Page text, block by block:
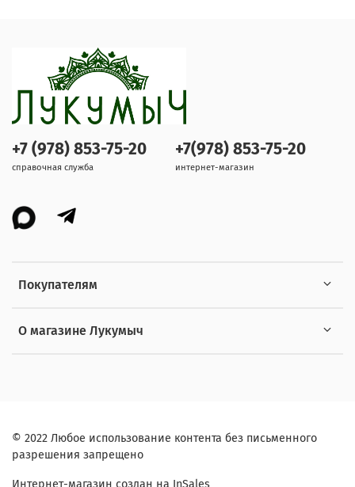
Покупателям
О магазине Лукумыч
+7 (978) 853-75-20
справочная служба
+7(978) 853-75-20
интернет-магазин
© 2022 Любое использование контента без письменного
разрешения запрещено